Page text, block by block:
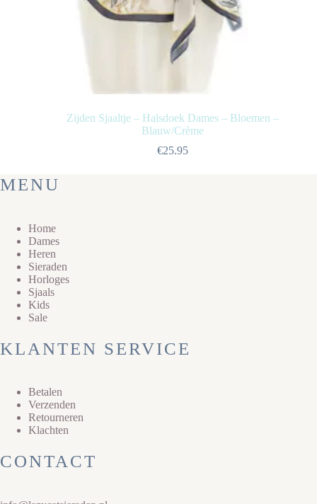
Zijden Sjaaltje – Halsdoek Dames – Bloemen –
Blauw/Crème
€25.95
MENU
Home
Dames
Heren
Sieraden
Horloges
Sjaals
Kids
Sale
KLANTEN SERVICE
Betalen
Verzenden
Retourneren
Klachten
CONTACT